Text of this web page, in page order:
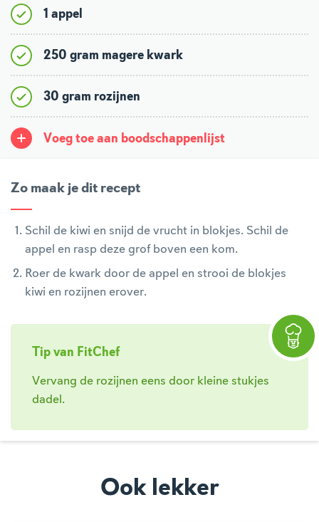
1 appel
250 gram magere kwark
30 gram rozijnen
Voeg toe aan boodschappenlijst
Zo maak je dit recept
Schil de kiwi en snijd de vrucht in blokjes. Schil de
appel en rasp deze grof boven een kom.
Roer de kwark door de appel en strooi de blokjes
kiwi en rozijnen erover.
Tip van FitChef
Vervang de rozijnen eens door kleine stukjes
dadel.
Ook lekker